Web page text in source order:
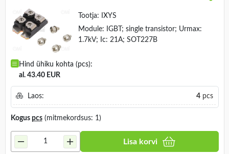
Tootja:
IXYS
Module: IGBT; single transistor; Urmax:
1.7kV; Ic: 21A; SOT227B
Hind ühiku kohta (pcs):
al. 43.40 EUR
Laos: 4pcs
Kogus pcs(mitmekordsus: 1)
Lisa korvi